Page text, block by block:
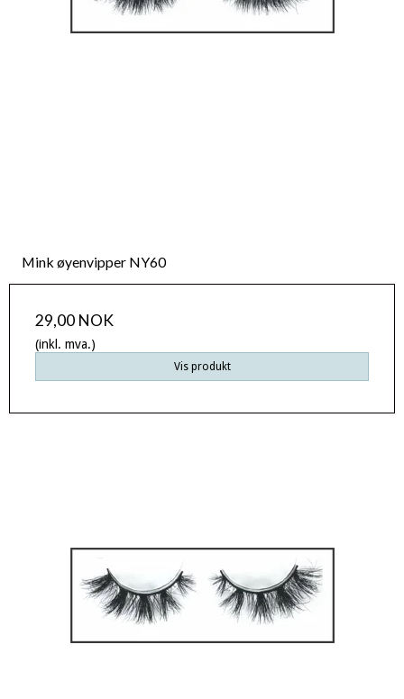
Mink øyenvipper NY60
29,00 NOK
(inkl. mva.)
Vis produkt